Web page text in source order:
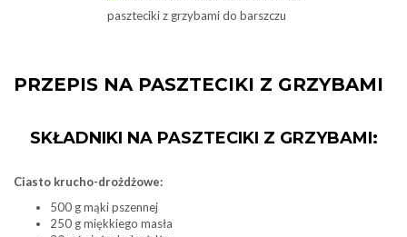
paszteciki z grzybami do barszczu
PRZEPIS NA PASZTECIKI Z GRZYBAMI
SKŁADNIKI NA PASZTECIKI Z GRZYBAMI:
Ciasto krucho-drożdżowe:
500 g mąki pszennej
250 g miękkiego masła